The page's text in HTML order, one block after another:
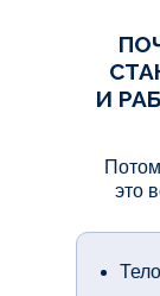
И
это
Тело